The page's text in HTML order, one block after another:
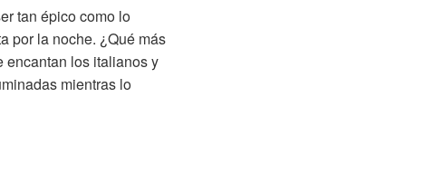
tan épico como lo
por la noche. ¿Qué más
encantan los italianos y
mientras lo